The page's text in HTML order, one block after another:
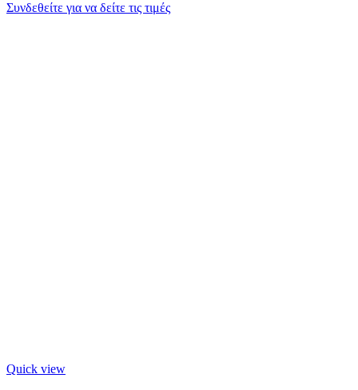
Συνδεθείτε για να δείτε τις τιμές
Quick view